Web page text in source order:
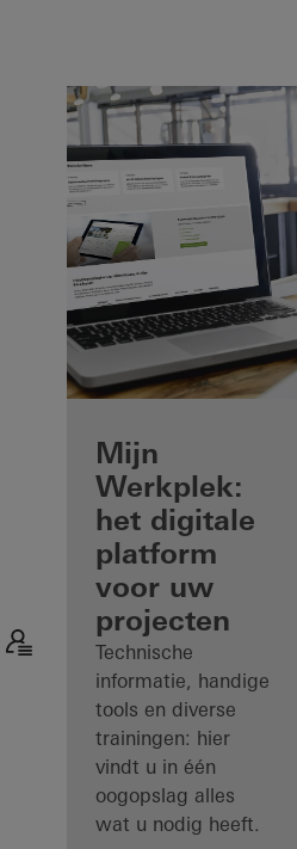
Voordelen voor
u als
geregistreerd
gevelfabrikant
Ontdek
Mijn
Werkplek
Mijn
Werkplek:
het digitale
platform
voor uw
projecten
Technische
informatie, handige
tools en diverse
trainingen: hier
vindt u in één
oogopslag alles
wat u nodig heeft.